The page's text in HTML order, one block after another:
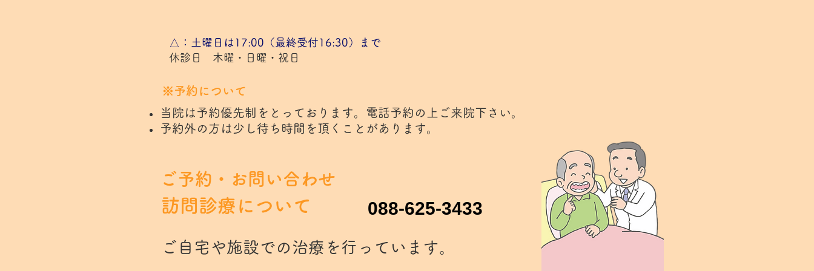
△：土曜日は17:00（最終受付16:30）まで
休診日 木曜・日曜・祝日
※予約について
当院は予約優先制をとっております。電話予約の上ご来院下さい。
予約外の方は少し待ち時間を頂くことがあります。
ご予約・お問い合わせ
088-625-3433
訪問診療について
ご自宅や施設での治療を行っています。